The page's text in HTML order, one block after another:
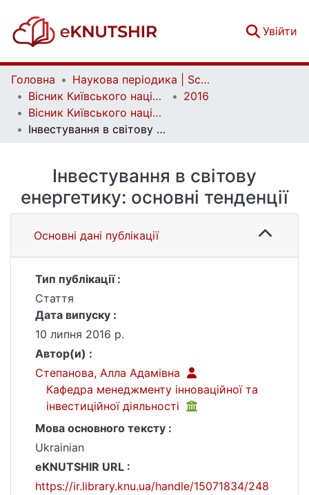
Увійти
Головна
Наукова періодика | Scientific periodicals
Вісник Київського національного університету імені Тараса Шевченка. Економіка | Bulletin of Taras Shevchenko National University of Kyiv. Economics
2016
Вісник Київського національного університету імені Тараса Шевченка. Економіка. Випуск 7 (184)
Інвестування в світову енергетику: основні тенденції
Інвестування в світову
енергетику: основні тенденції
Основні дані публікації
Тип публікації :
Стаття
Дата випуску :
10 липня 2016 р.
Автор(и) :
Степанова, Алла Адамівна
Кафедра менеджменту інноваційної та
інвестиційної діяльності
Мова основного тексту :
Ukrainian
eKNUTSHIR URL :
https://ir.library.knu.ua/handle/15071834/248